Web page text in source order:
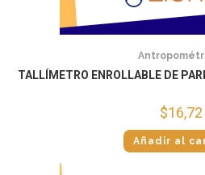
TALLÍMETRO ENROLLABLE DE
$16,72
Añadir al